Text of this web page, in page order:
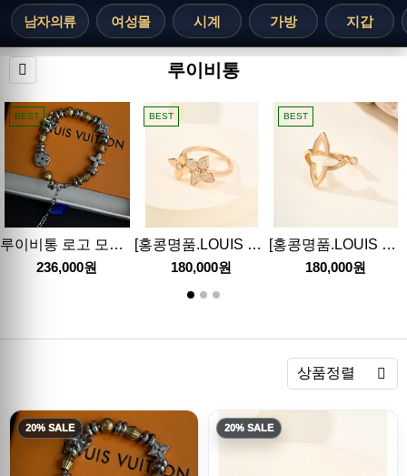
남자의류 여성몰 시계 가방 지갑
루이비통
BEST
루이비통 로고 모노그램 남성 22cm 팔찌 26SS
236,000원
BEST
[홍콩명품.LOUIS VUITTON] 루이비통 26SS 로고 모노그램 Blossom 링 반지, ET3472, 홍콩명품의류,구매대행,온라인명품
180,000원
BEST
[홍콩명품.LOUIS VUITTON] 루이비통 26SS 로고 모노그램 Blossom 링 반지, ET3471, 홍콩명품의류,구매대행,온라인명품
180,000원
상품정렬
20% SALE 20% SALE